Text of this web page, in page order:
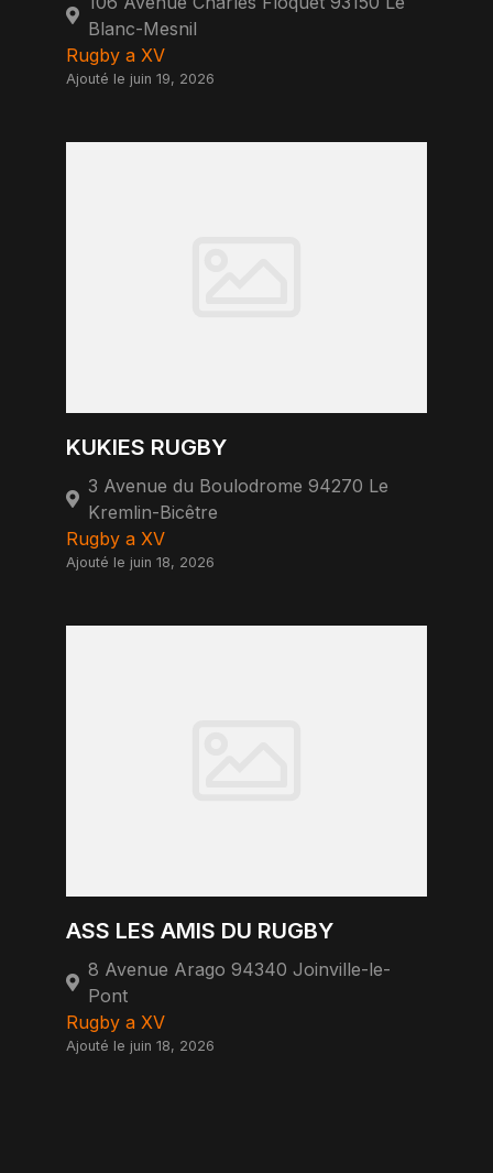
Blanc-Mesnil
Rugby a XV
Ajouté le juin 19, 2026
KUKIES RUGBY
3 Avenue du Boulodrome 94270 Le
Kremlin-Bicêtre
Rugby a XV
Ajouté le juin 18, 2026
ASS LES AMIS DU RUGBY
8 Avenue Arago 94340 Joinville-le-
Pont
Rugby a XV
Ajouté le juin 18, 2026